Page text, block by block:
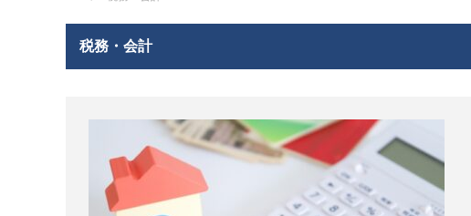
税務・会計